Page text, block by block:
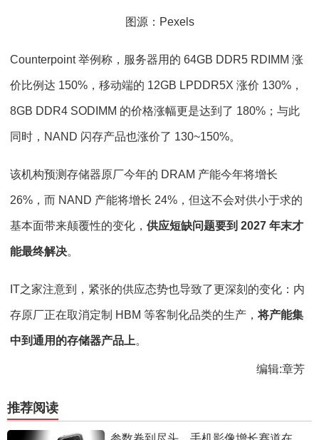
图源：Pexels
Counterpoint 举例称，服务器用的 64GB DDR5 RDIMM 涨
价比例达 150%，移动端的 12GB LPDDR5X 涨价 130%，
8GB DDR4 SODIMM 的价格涨幅更是达到了 180%；与此
同时，NAND 闪存产品也涨价了 130~150%。
该机构预测存储器原厂今年的 DRAM 产能今年将增长
26%，而 NAND 产能将增长 24%，但这不会对供小于求的
基本面带来颠覆性的变化， 供应短缺问题要到 2027 年末才
能最终解决。
IT之家注意到，紧张的供应态势也导致了更深刻的变化：内
存原厂正在取消定制 HBM 等客制化品类的生产，将产能集
中到通用的存储器产品上。
编辑:章芳
推荐阅读